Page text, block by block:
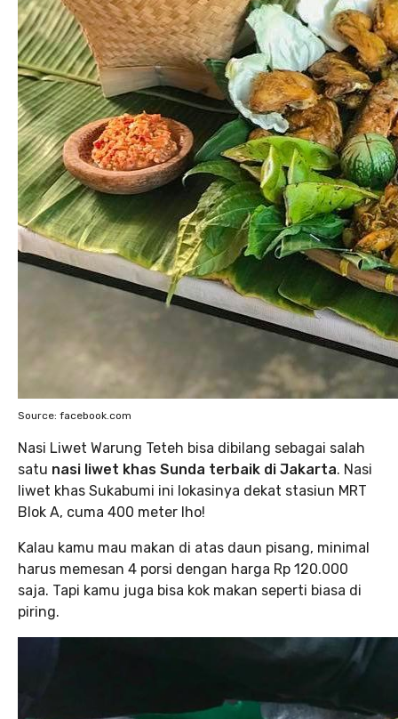
Source: facebook.com
Nasi Liwet Warung Teteh bisa dibilang sebagai salah
satu nasi liwet khas Sunda terbaik di Jakarta. Nasi
liwet khas Sukabumi ini lokasinya dekat stasiun MRT
Blok A, cuma 400 meter lho!
Kalau kamu mau makan di atas daun pisang, minimal
harus memesan 4 porsi dengan harga Rp 120.000
saja. Tapi kamu juga bisa kok makan seperti biasa di
piring.